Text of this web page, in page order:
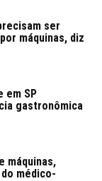
ser
máquinas, diz
em SP
gastronômica
máquinas,
médico-